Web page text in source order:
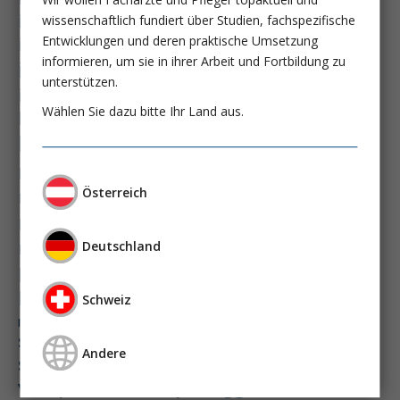
immundysfunktion
immunosep-studie immuntherapie
intensiv-news intensivmedizin
intensivstation
kdigo-leitlinien lebernekrose
leberzirrhose mangelernährung
masld
multiples myelom
nephro-news
niereninsuffizienz
peg-implantationstechniken
perioperative nierenschädigung
pisces-studie
schluckstörung
septischer schock
vasopressortherapie
wissenschaftlich fundiert über Studien, fachspezifische
Entwicklungen und deren praktische Umsetzung
informieren, um sie in ihrer Arbeit und Fortbildung zu
unterstützen.
Wählen Sie dazu bitte Ihr Land aus.
Österreich
Deutschland
Schweiz
Andere